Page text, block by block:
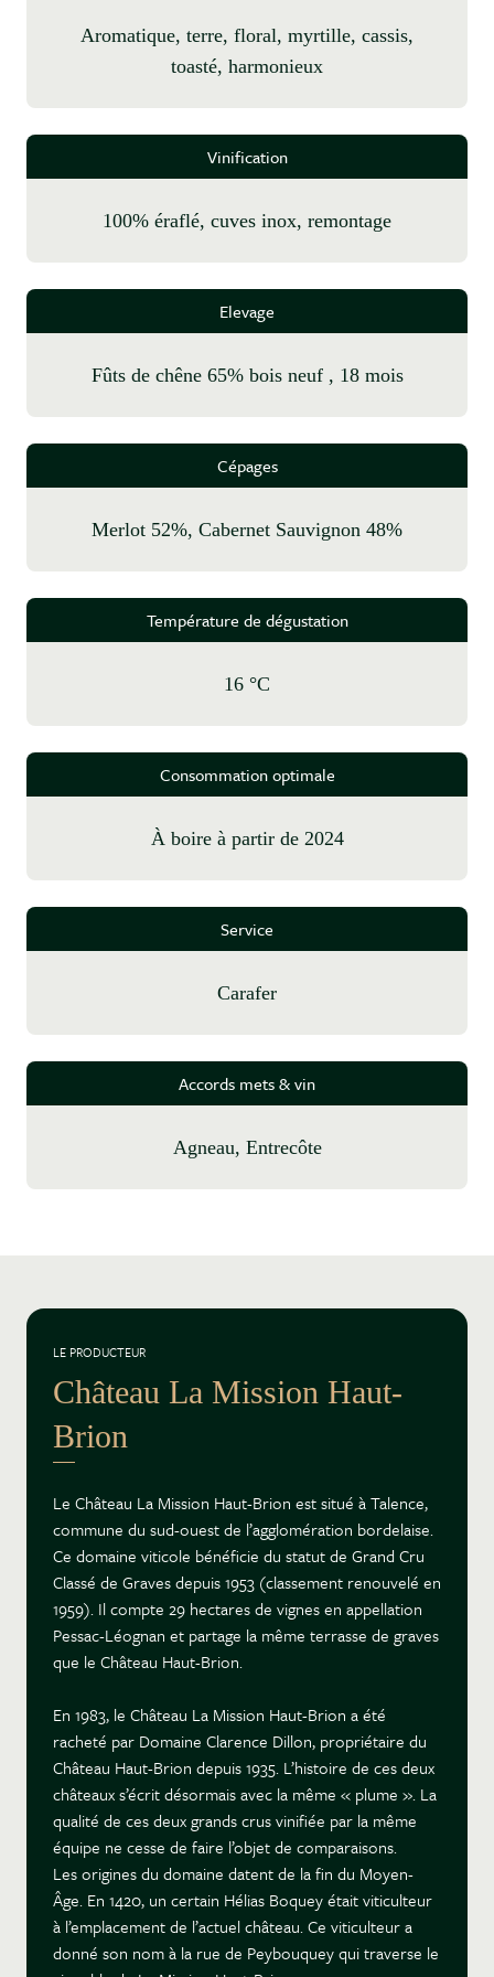
aromatique, terre, floral, myrtille, cassis,
toasté, harmonieux
Vinification
100% éraflé, cuves inox, remontage
Elevage
fûts de chêne 65% bois neuf , 18 mois
Cépages
Merlot 52%, Cabernet Sauvignon 48%
Température de dégustation
16 °C
Consommation optimale
à boire à partir de 2024
Service
Carafer
Accords mets & vin
Agneau, Entrecôte
LE PRODUCTEUR
Château La Mission Haut-
Brion
Le Château La Mission Haut-Brion est situé à Talence,
commune du sud-ouest de l’agglomération bordelaise.
Ce domaine viticole bénéficie du statut de Grand Cru
Classé de Graves depuis 1953 (classement renouvelé en
1959). Il compte 29 hectares de vignes en appellation
Pessac-Léognan et partage la même terrasse de graves
que le Château Haut-Brion.
En 1983, le Château La Mission Haut-Brion a été
racheté par Domaine Clarence Dillon, propriétaire du
Château Haut-Brion depuis 1935. L’histoire de ces deux
châteaux s’écrit désormais avec la même « plume ». La
qualité de ces deux grands crus vinifiée par la même
équipe ne cesse de faire l’objet de comparaisons.
Les origines du domaine datent de la fin du Moyen-
Âge. En 1420, un certain Hélias Boquey était viticulteur
à l’emplacement de l’actuel château. Ce viticulteur a
donné son nom à la rue de Peybouquey qui traverse le